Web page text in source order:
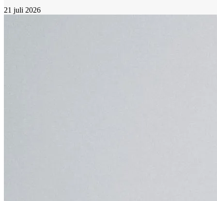
21 juli 2026